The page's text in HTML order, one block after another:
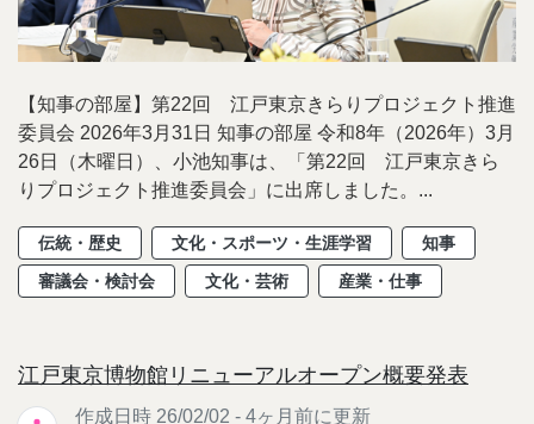
【知事の部屋】第22回 江戸東京きらりプロジェクト推進
委員会 2026年3月31日 知事の部屋 令和8年（2026年）3月
26日（木曜日）、小池知事は、「第22回 江戸東京きら
りプロジェクト推進委員会」に出席しました。...
伝統・歴史 文化・スポーツ・生涯学習
知事
審議会・検討会
文化・芸術 産業・仕事
江戸東京博物館リニューアルオープン概要発表
作成日時 26/02/02 - 4ヶ月前に更新